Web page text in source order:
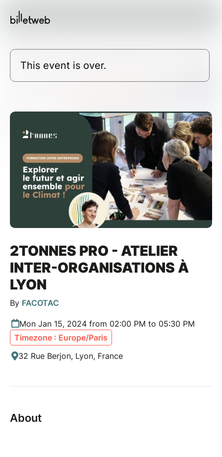
This event is over.
2TONNES PRO - ATELIER
INTER-ORGANISATIONS À
LYON
By FACOTAC
Mon Jan 15, 2024 from 02:00 PM to 05:30 PM
Timezone : Europe/Paris
32 Rue Berjon, Lyon, France
About